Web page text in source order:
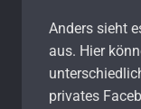
Anders sieht
aus. Hier
privates